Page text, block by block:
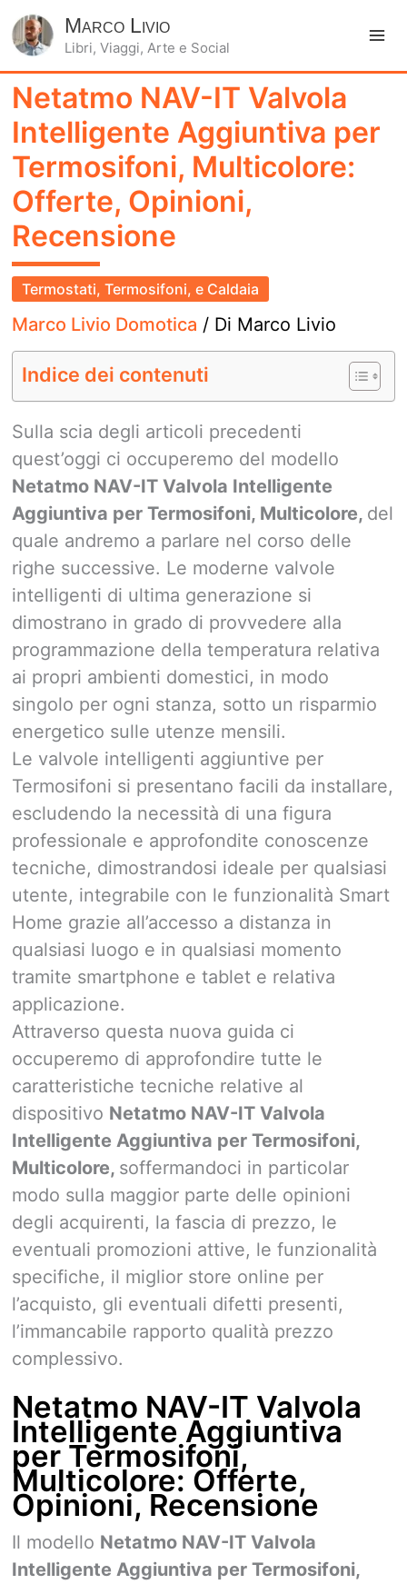
Marco Livio
Libri, Viaggi, Arte e Social
Netatmo NAV-IT Valvola
Intelligente Aggiuntiva per
Termosifoni, Multicolore:
Offerte, Opinioni,
Recensione
Termostati, Termosifoni, e Caldaia
Marco Livio Domotica / Di Marco Livio
Indice dei contenuti
Sulla scia degli articoli precedenti
quest’oggi ci occuperemo del modello
Netatmo NAV-IT Valvola Intelligente
Aggiuntiva per Termosifoni, Multicolore, del
quale andremo a parlare nel corso delle
righe successive. Le moderne valvole
intelligenti di ultima generazione si
dimostrano in grado di provvedere alla
programmazione della temperatura relativa
ai propri ambienti domestici, in modo
singolo per ogni stanza, sotto un risparmio
energetico sulle utenze mensili.
Le valvole intelligenti aggiuntive per
Termosifoni si presentano facili da installare,
escludendo la necessità di una figura
professionale e approfondite conoscenze
tecniche, dimostrandosi ideale per qualsiasi
utente, integrabile con le funzionalità Smart
Home grazie all’accesso a distanza in
qualsiasi luogo e in qualsiasi momento
tramite smartphone e tablet e relativa
applicazione.
Attraverso questa nuova guida ci
occuperemo di approfondire tutte le
caratteristiche tecniche relative al
dispositivo Netatmo NAV-IT Valvola
Intelligente Aggiuntiva per Termosifoni,
Multicolore, soffermandoci in particolar
modo sulla maggior parte delle opinioni
degli acquirenti, la fascia di prezzo, le
eventuali promozioni attive, le funzionalità
specifiche, il miglior store online per
l’acquisto, gli eventuali difetti presenti,
l’immancabile rapporto qualità prezzo
complessivo.
Netatmo NAV-IT Valvola
Intelligente Aggiuntiva
per Termosifoni,
Multicolore: Offerte,
Opinioni, Recensione
Il modello Netatmo NAV-IT Valvola
Intelligente Aggiuntiva per Termosifoni,